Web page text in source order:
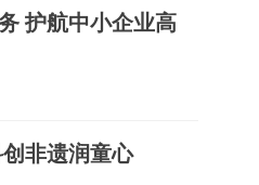
护航中小企业高
非遗润童心